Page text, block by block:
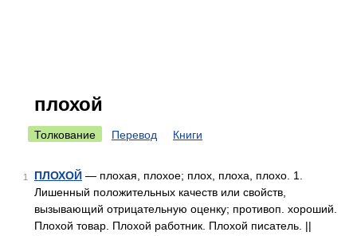
плохой
Толкование Перевод Книги
1 ПЛОХОЙ — плохая, плохое; плох, плоха, плохо. 1.
Лишенный положительных качеств или свойств,
вызывающий отрицательную оценку; противоп. хороший.
Плохой товар. Плохой работник. Плохой писатель. ||